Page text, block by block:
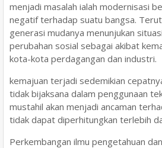
menjadi masalah ialah modernisasi
negatif terhadap suatu bangsa.
generasi mudanya menunjukan
perubahan sosial sebagai akibat
kota-kota perdagangan dan industri.
kemajuan terjadi sedemikian
tidak bijaksana dalam penggunaan
mustahil akan menjadi ancaman
tidak dapat diperhitungkan terlebih
Perkembangan ilmu pengetahuan